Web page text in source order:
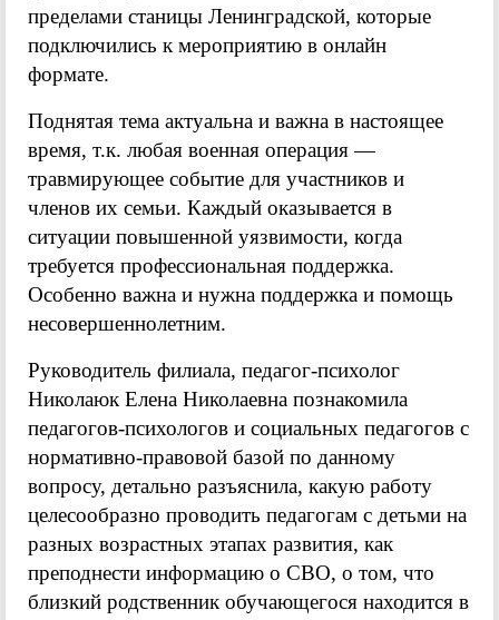
пределами станицы Ленинградской, которые
подключились к мероприятию в онлайн
формате.
Поднятая тема актуальна и важна в настоящее
время, т.к. любая военная операция —
травмирующее событие для участников и
членов их семьи. Каждый оказывается в
ситуации повышенной уязвимости, когда
требуется профессиональная поддержка.
Особенно важна и нужна поддержка и помощь
несовершеннолетним.
Руководитель филиала, педагог-психолог
Николаюк Елена Николаевна познакомила
педагогов-психологов и социальных педагогов с
нормативно-правовой базой по данному
вопросу, детально разъяснила, какую работу
целесообразно проводить педагогам с детьми на
разных возрастных этапах развития, как
преподнести информацию о СВО, о том, что
близкий родственник обучающегося находится в